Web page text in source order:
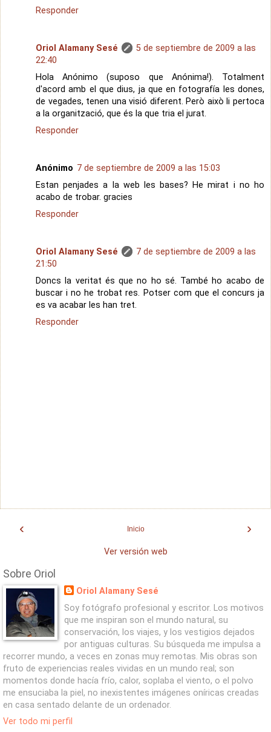
Responder
Oriol Alamany Sesé
5 de septiembre de 2009 a las
22:40
Hola Anónimo (suposo que Anónima!). Totalment
d'acord amb el que dius, ja que en fotografía les dones,
de vegades, tenen una visió diferent. Però això li pertoca
a la organització, que és la que tria el jurat.
Responder
Anónimo 7 de septiembre de 2009 a las 15:03
Estan penjades a la web les bases? He mirat i no ho
acabo de trobar. gracies
Responder
Oriol Alamany Sesé
7 de septiembre de 2009 a las
21:50
Doncs la veritat és que no ho sé. També ho acabo de
buscar i no he trobat res. Potser com que el concurs ja
es va acabar les han tret.
Responder
‹ ›
Inicio
Ver versión web
Sobre Oriol
Oriol Alamany Sesé
Soy fotógrafo profesional y escritor. Los motivos
que me inspiran son el mundo natural, su
conservación, los viajes, y los vestigios dejados
por antiguas culturas. Su búsqueda me impulsa a
recorrer mundo, a veces en zonas muy remotas. Mis obras son
fruto de experiencias reales vividas en un mundo real; son
momentos donde hacía frío, calor, soplaba el viento, o el polvo
me ensuciaba la piel, no inexistentes imágenes oníricas creadas
en casa sentado delante de un ordenador.
Ver todo mi perfil